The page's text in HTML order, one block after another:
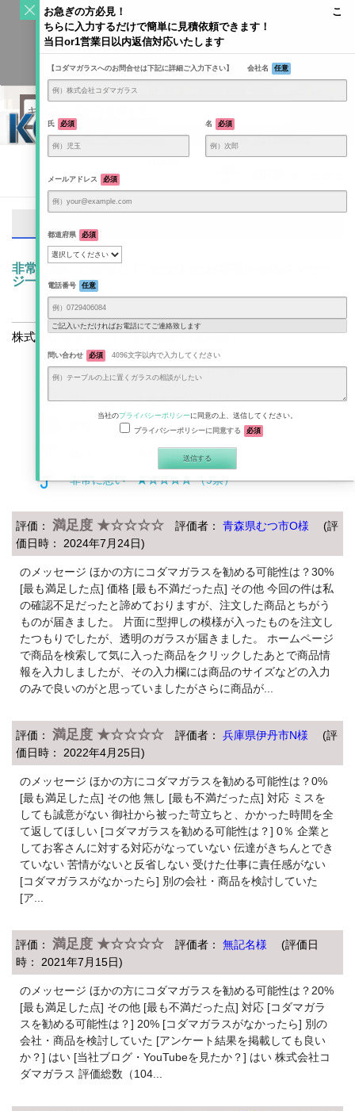
KODAMAGLASS公式ブログ | ガラス情報発信メディア
Home
非常に悪い と評価していただいたお客様からのメッセー
ジ一覧です
株式会社コダマガラス 評価総数（1049票）
非常に良い★★★★★ （753票）
良い★★★★☆（225票）
普通★★★☆☆（53票）
★★☆☆☆（9票）
非常に悪い★☆☆☆☆（9票）
評価： 満足度 ★☆☆☆☆ 評価者： 青森県むつ市O様 (評
価日時： 2024年7月24日)
のメッセージ ほかの方にコダマガラスを勧める可能性は？30%
[最も満足した点] 価格 [最も不満だった点] その他 今回の件は私
の確認不足だったと諦めておりますが、注文した商品とちがう
ものが届きました。 片面に型押しの模様が入ったものを注文し
たつもりでしたが、透明のガラスが届きました。 ホームページ
で商品を検索して気に入った商品をクリックしたあとで商品情
報を入力しましたが、その入力欄には商品のサイズなどの入力
のみで良いのがと思っていましたがさらに商品が...
評価： 満足度 ★☆☆☆☆ 評価者： 兵庫県伊丹市N様 (評
価日時： 2022年4月25日)
のメッセージ ほかの方にコダマガラスを勧める可能性は？0%
[最も満足した点] その他 無し [最も不満だった点] 対応 ミスを
しても誠意がない 御社から被った苛立ちと、かかった時間を全
て返してほしい [コダマガラスを勧める可能性は？] 0％ 企業と
してお客さんに対する対応がなっていない 伝達がきちんとでき
ていない 苦情がないと反省しない 受けた仕事に責任感がない
[コダマガラスがなかったら] 別の会社・商品を検討していた
[ア...
評価： 満足度 ★☆☆☆☆ 評価者： 無記名様 (評価日
時： 2021年7月15日)
のメッセージ ほかの方にコダマガラスを勧める可能性は？20%
[最も満足した点] その他 [最も不満だった点] 対応 [コダマガラ
スを勧める可能性は？] 20% [コダマガラスがなかったら] 別の
会社・商品を検討していた [アンケート結果を掲載しても良い
か？] はい [当社ブログ・YouTubeを見たか？] はい 株式会社コ
ダマガラス 評価総数（104...
お急ぎの方必見！ こ
ちらに入力するだけで簡単に見積依頼できます！
当日or1営業日以内返信対応いたします
【コダマガラスへのお問合せは下記に詳細ご入力下さい】 会社名 任意
氏 必須 名 必須
メールアドレス 必須
都道府県 必須
電話番号 任意
ご記入いただければお電話にてご連絡致します
問い合わせ 必須 4096文字以内で入力してください
当社のプライバシーポリシーに同意の上、送信してください。
プライバシーポリシーに同意する
必須